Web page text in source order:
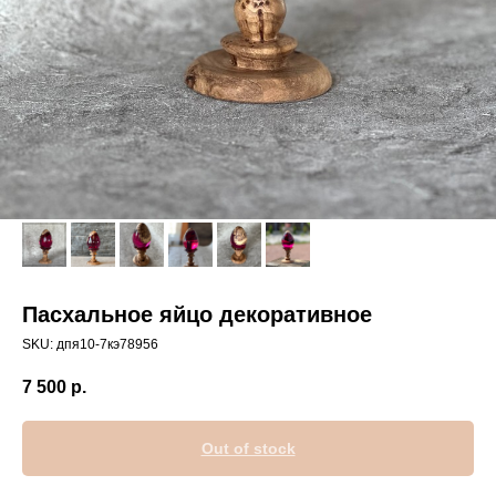
Пасхальное яйцо декоративное
SKU: дпя10-7кэ78956
7 500 р.
Out of stock